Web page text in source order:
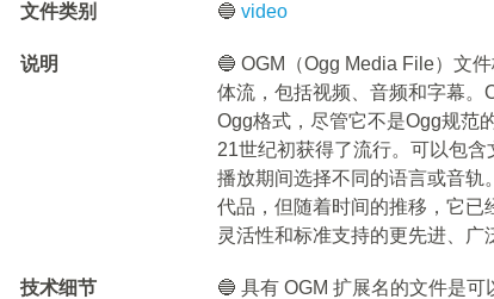
文件类别 🔵video
说明
🔵 OGM（Ogg Media File）文
体流，包括视频、音频和字幕。
Ogg格式，尽管它不是Ogg规范
21世纪初获得了流行。可以包
播放期间选择不同的语言或音轨
代品，但随着时间的推移，它已
灵活性和标准支持的更先进、广
技术细节
🔵 具有 OGM 扩展名的文件是